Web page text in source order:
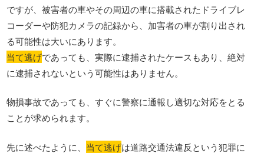
ですが、被害者の車やその周辺の車に搭載されたドライブレ
コーダーや防犯カメラの記録から、加害者の車が割り出され
る可能性は大いにあります。
当て逃げであっても、実際に逮捕されたケースもあり、絶対
に逮捕されないという可能性はありません。
物損事故であっても、すぐに警察に通報し適切な対応をとる
ことが求められます。
先に述べたように、 当て逃げは道路交通法違反という犯罪に